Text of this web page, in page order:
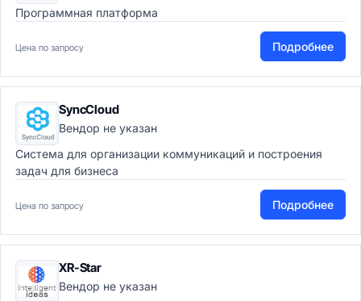
Программная платформа
Цена по запросу Подробнее
SyncCloud
Вендор не указан
Cистема для организации коммуникаций и построения
задач для бизнеса
Цена по запросу Подробнее
XR-Star
Вендор не указан